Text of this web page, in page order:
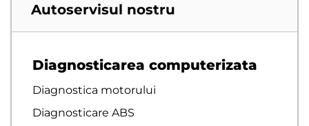
Autoservisul nostru
Diagnosticarea computerizata
Diagnostica motorului
Diagnosticare ABS